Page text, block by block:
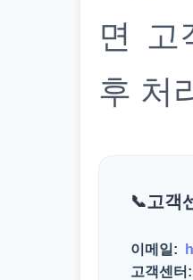
면 고
후 처
고객
이메일:
고객센터: